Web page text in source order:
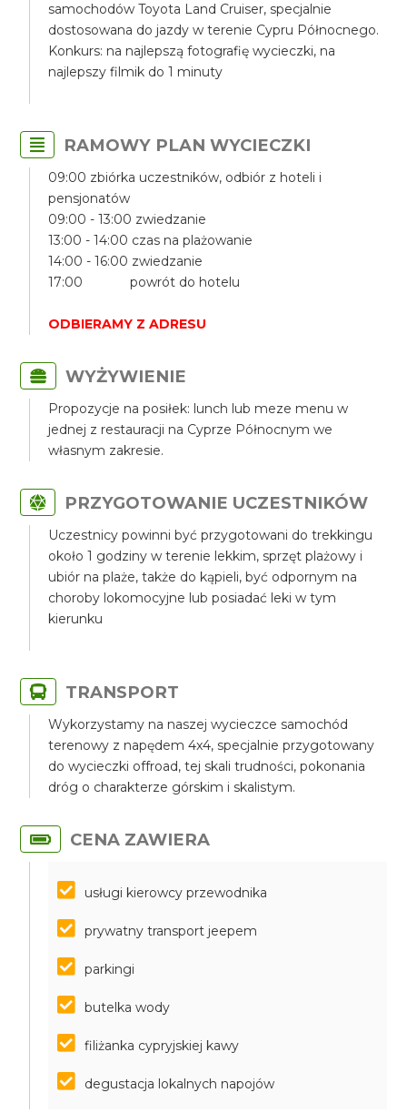
samochodów Toyota Land Cruiser, specjalnie
dostosowana do jazdy w terenie Cypru Północnego.
Konkurs: na najlepszą fotografię wycieczki, na
najlepszy filmik do 1 minuty
RAMOWY PLAN WYCIECZKI
09:00 zbiórka uczestników, odbiór z hoteli i
pensjonatów
09:00 - 13:00 zwiedzanie
13:00 - 14:00 czas na plażowanie
14:00 - 16:00 zwiedzanie
17:00 powrót do hotelu
ODBIERAMY Z ADRESU
WYŻYWIENIE
Propozycje na posiłek: lunch lub meze menu w
jednej z restauracji na Cyprze Północnym we
własnym zakresie.
PRZYGOTOWANIE UCZESTNIKÓW
Uczestnicy powinni być przygotowani do trekkingu
około 1 godziny w terenie lekkim, sprzęt plażowy i
ubiór na plaże, także do kąpieli, być odpornym na
choroby lokomocyjne lub posiadać leki w tym
kierunku
TRANSPORT
Wykorzystamy na naszej wycieczce samochód
terenowy z napędem 4x4, specjalnie przygotowany
do wycieczki offroad, tej skali trudności, pokonania
dróg o charakterze górskim i skalistym.
CENA ZAWIERA
usługi kierowcy przewodnika
prywatny transport jeepem
parkingi
butelka wody
filiżanka cypryjskiej kawy
degustacja lokalnych napojów